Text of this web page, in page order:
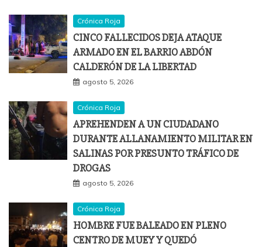
Crónica Roja
CINCO FALLECIDOS DEJA ATAQUE
ARMADO EN EL BARRIO ABDÓN
CALDERÓN DE LA LIBERTAD
agosto 5, 2026
Crónica Roja
APREHENDEN A UN CIUDADANO
DURANTE ALLANAMIENTO MILITAR EN
SALINAS POR PRESUNTO TRÁFICO DE
DROGAS
agosto 5, 2026
Crónica Roja
HOMBRE FUE BALEADO EN PLENO
CENTRO DE MUEY Y QUEDÓ